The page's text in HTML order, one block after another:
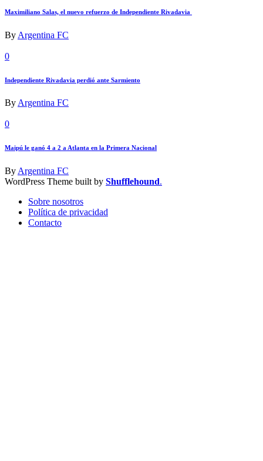
Maximiliano Salas, el nuevo refuerzo de Independiente Rivadavia
By Argentina FC
0
Independiente Rivadavia perdió ante Sarmiento
ByArgentina FC
0
Maipú le ganó 4 a 2 a Atlanta en la Primera Nacional
ByArgentina FC
WordPress Theme built by Shufflehound.
Sobre nosotros
Política de privacidad
Contacto